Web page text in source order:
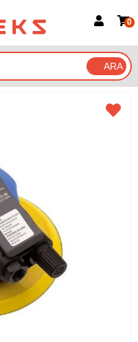
Google İle Bağlan
0